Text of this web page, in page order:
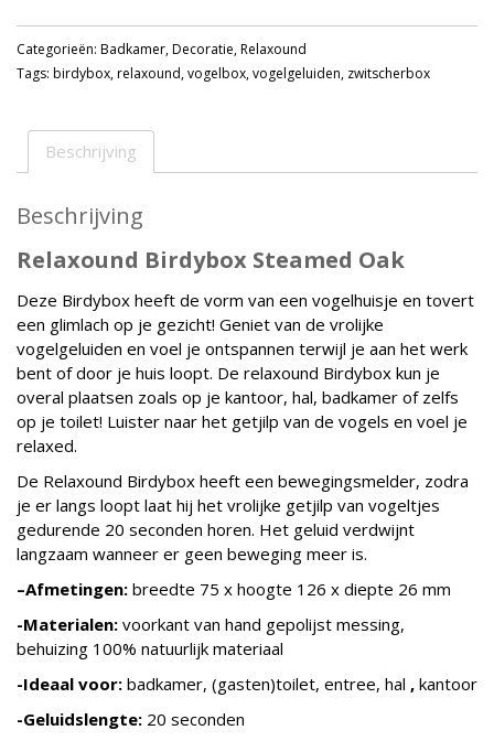
Steamed
Oak
aantal
Categorieën: Badkamer,Decoratie,Relaxound
Tags: birdybox,relaxound,vogelbox,vogelgeluiden, zwitscherbox
Beschrijving
Beschrijving
Relaxound Birdybox Steamed Oak
Deze Birdybox heeft de vorm van een vogelhuisje en tovert
een glimlach op je gezicht! Geniet van de vrolijke
vogelgeluiden en voel je ontspannen terwijl je aan het werk
bent of door je huis loopt. De relaxound Birdybox kun je
overal plaatsen zoals op je kantoor, hal, badkamer of zelfs
op je toilet! Luister naar het getjilp van de vogels en voel je
relaxed.
De Relaxound Birdybox heeft een bewegingsmelder, zodra
je er langs loopt laat hij het vrolijke getjilp van vogeltjes
gedurende 20 seconden horen. Het geluid verdwijnt
langzaam wanneer er geen beweging meer is.
–Afmetingen: breedte 75 x hoogte 126 x diepte 26 mm
-Materialen: voorkant van hand gepolijst messing,
behuizing 100% natuurlijk materiaal
-Ideaal voor: badkamer, (gasten)toilet, entree, hal , kantoor
-Geluidslengte: 20 seconden